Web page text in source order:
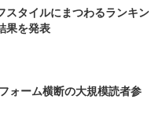
スタイルにまつわるランキン
果を発表
ォーム横断の大規模読者参